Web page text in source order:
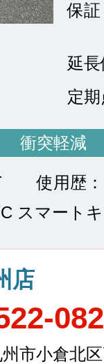
保証
延
定
衝突軽減
使用歴
スマート
店
市小倉北